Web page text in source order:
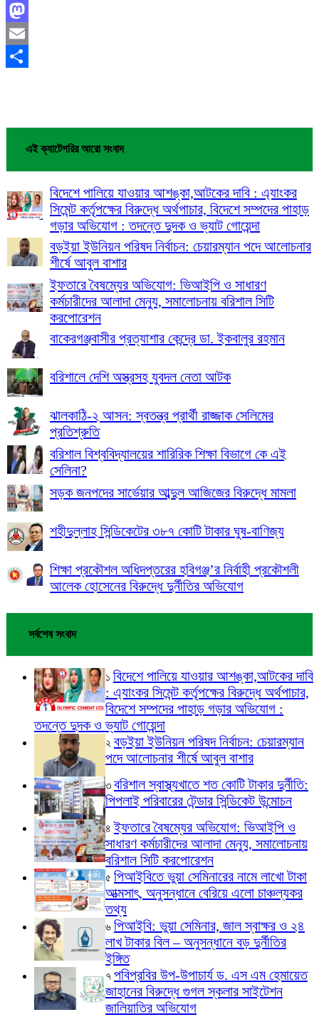
Facebook
Mastodon
Email
এই ক্যাটেগরির আরো সংবাদ
বিদেশে পালিয়ে যাওয়ার আশঙ্কা,আটকের দাবি : এ্যাংকর
সিমেন্ট কর্তৃপক্ষের বিরুদ্ধে অর্থপাচার, বিদেশে সম্পদের পাহাড়
গড়ার অভিযোগ : তদন্তে দুদক ও ভ্যাট গোয়েন্দা
বড়ইয়া ইউনিয়ন পরিষদ নির্বাচন: চেয়ারম্যান পদে আলোচনার
শীর্ষে আবুল বাশার
ইফতারে বৈষম্যের অভিযোগ: ভিআইপি ও সাধারণ
কর্মচারীদের আলাদা মেন্যু, সমালোচনায় বরিশাল সিটি
করপোরেশন
বাকেরগঞ্জবাসীর প্রত্যাশার কেন্দ্রে ডা. ইকবালুর রহমান
বরিশালে দেশি অস্ত্রসহ যুবদল নেতা আটক
ঝালকাঠি-২ আসন: স্বতন্ত্র প্রার্থী রাজ্জাক সেলিমের
প্রতিশ্রুতি
বরিশাল বিশ্ববিদ্যালয়ের শারিরিক শিক্ষা বিভাগে কে এই
সেলিনা?
সড়ক জনপদের সার্ভেয়ার আব্দুল আজিজের বিরুদ্ধে মামলা
শহীদুল্লাহ সিন্ডিকেটের ৩৮৭ কোটি টাকার ঘুষ-বাণিজ্য
শিক্ষা প্রকৌশল অধিদপ্তরের হবিগঞ্জ’র নির্বাহী প্রকৌশলী
আলেক হোসেনের বিরুদ্ধে দুর্নীতির অভিযোগ
সর্বশেষ সংবাদ
১ বিদেশে পালিয়ে যাওয়ার আশঙ্কা,আটকের দাবি
: এ্যাংকর সিমেন্ট কর্তৃপক্ষের বিরুদ্ধে অর্থপাচার,
বিদেশে সম্পদের পাহাড় গড়ার অভিযোগ :
তদন্তে দুদক ও ভ্যাট গোয়েন্দা
২ বড়ইয়া ইউনিয়ন পরিষদ নির্বাচন: চেয়ারম্যান
পদে আলোচনার শীর্ষে আবুল বাশার
৩ বরিশাল স্বাস্থ্যখাতে শত কোটি টাকার দুর্নীতি:
পিপলাই পরিবারের টেন্ডার সিন্ডিকেট উন্মোচন
৪ ইফতারে বৈষম্যের অভিযোগ: ভিআইপি ও
সাধারণ কর্মচারীদের আলাদা মেন্যু, সমালোচনায়
বরিশাল সিটি করপোরেশন
৫ পিআইবিতে ভুয়া সেমিনারের নামে লাখো টাকা
আত্মসাৎ, অনুসন্ধানে বেরিয়ে এলো চাঞ্চল্যকর
তথ্য
৬ পিআইবি: ভুয়া সেমিনার, জাল স্বাক্ষর ও ২৪
লাখ টাকার বিল – অনুসন্ধানে বড় দুর্নীতির
ইঙ্গিত
৭ পবিপ্রবির উপ-উপাচার্য ড. এস এম হেমায়েত
জাহানের বিরুদ্ধে গুগল স্কলার সাইটেশন
জালিয়াতির অভিযোগ